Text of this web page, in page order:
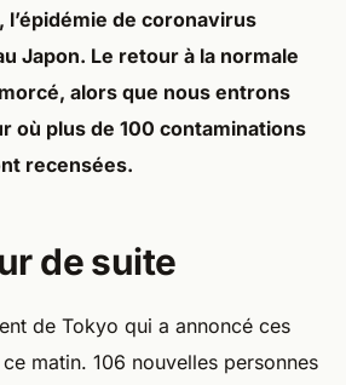
de coronavirus
Japon. Le retour à la normale
alors que nous entrons
où plus de 100 contaminations
recensées.
de suite
de Tokyo qui a annoncé ces
matin. 106 nouvelles personnes